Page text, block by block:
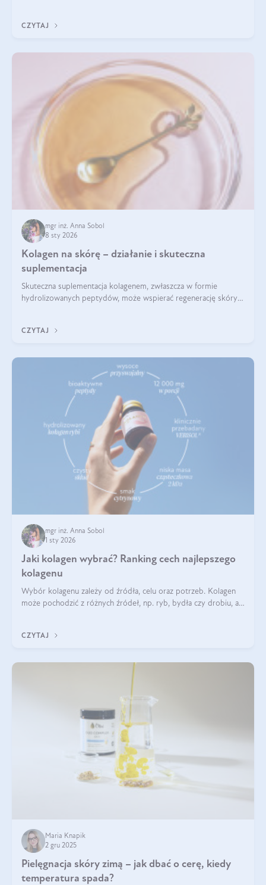
CZYTAJ
mgr inż. Anna Sobol
8 sty 2026
Kolagen na skórę – działanie i skuteczna
suplementacja
Skuteczna suplementacja kolagenem, zwłaszcza w formie
hydrolizowanych peptydów, może wspierać regenerację skóry i
CZYTAJ
mgr inż. Anna Sobol
1 sty 2026
Jaki kolagen wybrać? Ranking cech najlepszego
kolagenu
Wybór kolagenu zależy od źródła, celu oraz potrzeb. Kolagen
może pochodzić z różnych źródeł, np. ryb, bydła czy drobiu, a
bydlęcy.
CZYTAJ
Maria Knapik
2 gru 2025
Pielęgnacja skóry zimą – jak dbać o cerę, kiedy
temperatura spada?